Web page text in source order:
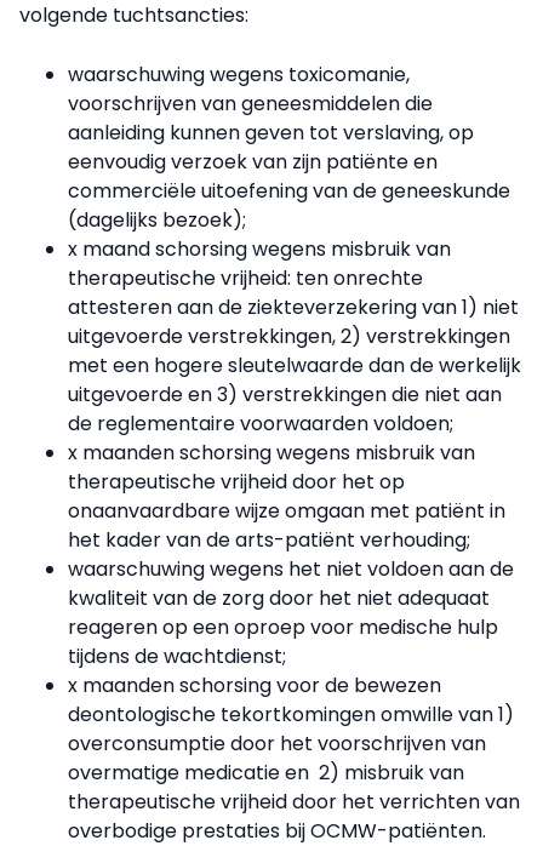
volgende tuchtsancties:
waarschuwing wegens toxicomanie,
voorschrijven van geneesmiddelen die
aanleiding kunnen geven tot verslaving, op
eenvoudig verzoek van zijn patiënte en
commerciële uitoefening van de geneeskunde
(dagelijks bezoek);
x maand schorsing wegens misbruik van
therapeutische vrijheid: ten onrechte
attesteren aan de ziekteverzekering van 1) niet
uitgevoerde verstrekkingen, 2) verstrekkingen
met een hogere sleutelwaarde dan de werkelijk
uitgevoerde en 3) verstrekkingen die niet aan
de reglementaire voorwaarden voldoen;
x maanden schorsing wegens misbruik van
therapeutische vrijheid door het op
onaanvaardbare wijze omgaan met patiënt in
het kader van de arts-patiënt verhouding;
waarschuwing wegens het niet voldoen aan de
kwaliteit van de zorg door het niet adequaat
reageren op een oproep voor medische hulp
tijdens de wachtdienst;
x maanden schorsing voor de bewezen
deontologische tekortkomingen omwille van 1)
overconsumptie door het voorschrijven van
overmatige medicatie en 2) misbruik van
therapeutische vrijheid door het verrichten van
overbodige prestaties bij OCMW-patiënten.